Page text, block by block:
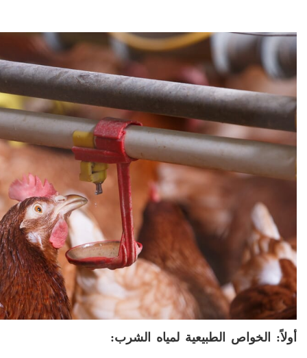
أولاً: الخواص الطبيعية لمياه الشرب: